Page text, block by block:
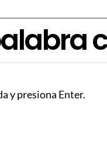
y presiona Enter.